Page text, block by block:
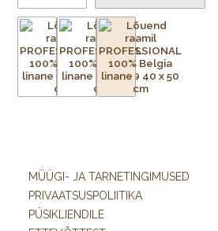
MÜÜGI- JA TARNETINGIMUSED
PRIVAATSUSPOLIITIKA
PÜSIKLIENDILE